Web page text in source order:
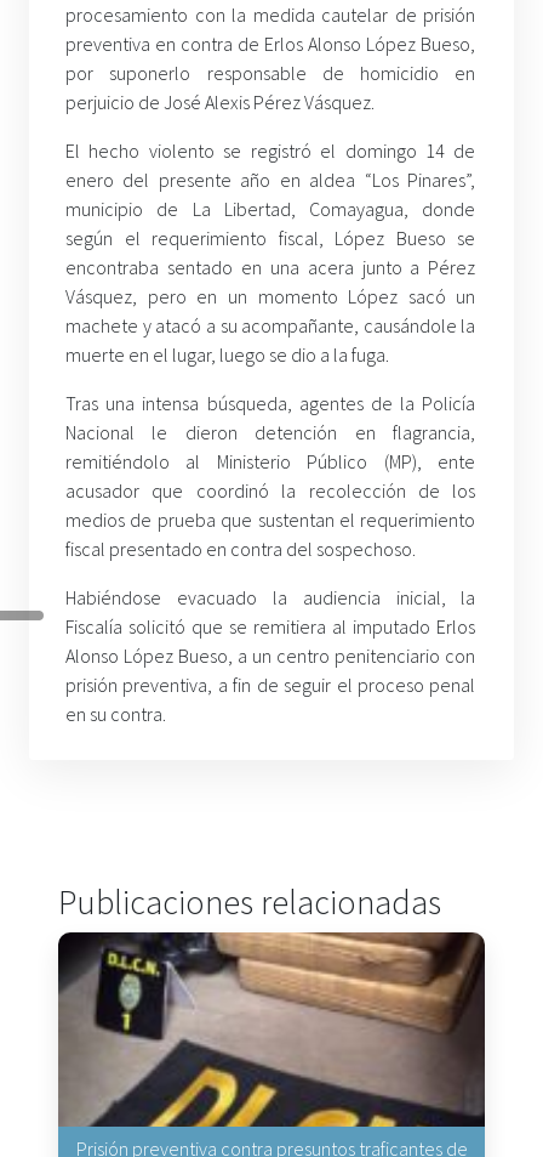
procesamiento con la medida cautelar de prisión
preventiva en contra de Erlos Alonso López Bueso,
por suponerlo responsable de homicidio en
perjuicio de José Alexis Pérez Vásquez.
El hecho violento se registró el domingo 14 de
enero del presente año en aldea “Los Pinares”,
municipio de La Libertad, Comayagua, donde
según el requerimiento fiscal, López Bueso se
encontraba sentado en una acera junto a Pérez
Vásquez, pero en un momento López sacó un
machete y atacó a su acompañante, causándole la
muerte en el lugar, luego se dio a la fuga.
Tras una intensa búsqueda, agentes de la Policía
Nacional le dieron detención en flagrancia,
remitiéndolo al Ministerio Público (MP), ente
acusador que coordinó la recolección de los
medios de prueba que sustentan el requerimiento
fiscal presentado en contra del sospechoso.
Habiéndose evacuado la audiencia inicial, la
Fiscalía solicitó que se remitiera al imputado Erlos
Alonso López Bueso, a un centro penitenciario con
prisión preventiva, a fin de seguir el proceso penal
en su contra.
Publicaciones relacionadas
Prisión preventiva contra presuntos traficantes de